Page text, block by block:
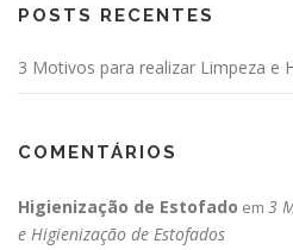
POSTS RECENTES
3 Motivos para realizar Limpeza e
COMENTÁRIOS
Higienização de Estofado em 3
e Higienização de Estofados